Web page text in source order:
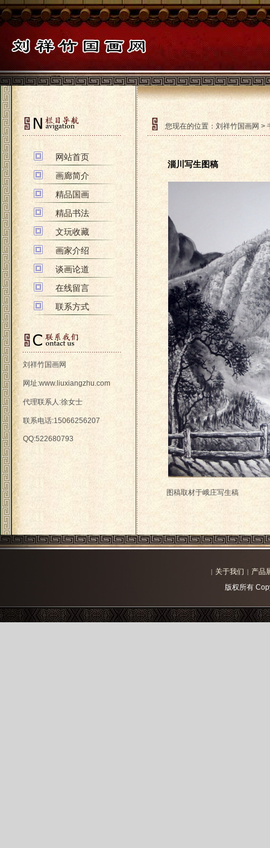
刘祥竹国画网
网址:www.liuxiangzhu.com
代理联系人:徐女士
联系电话:15066256207
QQ:522680793
网站首页
画廊简介
精品国画
精品书法
文玩收藏
画家介绍
谈画论道
在线留言
联系方式
您现在的位置： 刘祥竹国画网 >
淄川写生图稿
图稿取材于峨庄写生稿
| 关于我们 | 产品
版权所有